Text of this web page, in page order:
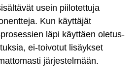
usein piilotettuja
Kun käyttäjät
läpi käyttäen oletus-
ei-toivotut lisäykset
järjestelmään.